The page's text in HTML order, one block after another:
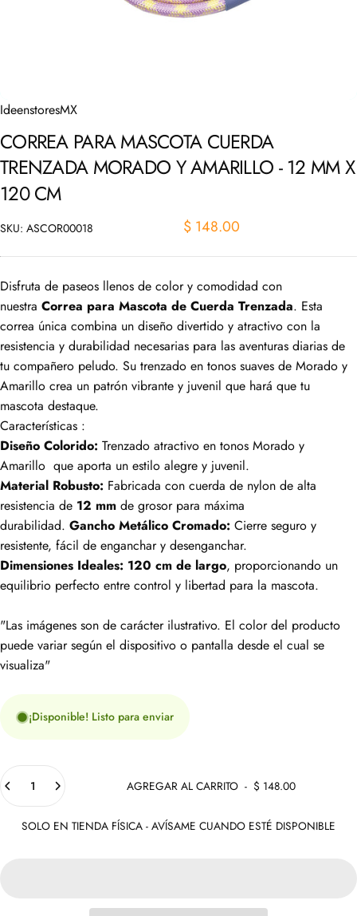
IdeenstoresMX
CORREA PARAMASCOTA CUERDA
TRENZADA MORADO YAMARILLO - 12 MMX
120 CM
SKU: ASCOR00018 $ 148.00
Disfruta de paseos llenos de color y comodidad con
nuestra Correa para Mascota de Cuerda Trenzada. Esta
correa única combina un diseño divertido y atractivo con la
resistencia y durabilidad necesarias para las aventuras diarias de
tu compañero peludo. Su trenzado en tonos suaves de Morado y
Amarillo crea un patrón vibrante y juvenil que hará que tu
mascota destaque.
Características :
Diseño Colorido: Trenzado atractivo en tonos Morado y
Amarillo que aporta un estilo alegre y juvenil.
Material Robusto: Fabricada con cuerda de nylon de alta
resistencia de 12 mm de grosor para máxima
durabilidad. Gancho Metálico Cromado: Cierre seguro y
resistente, fácil de enganchar y desenganchar.
Dimensiones Ideales: 120 cm de largo, proporcionando un
equilibrio perfecto entre control y libertad para la mascota.
"Las imágenes son de carácter ilustrativo. El color del producto
puede variar según el dispositivo o pantalla desde el cual se
visualiza"
¡Disponible! Listo para enviar
Cantidad
AGREGAR AL CARRITO - $ 148.00
SOLO EN TIENDA FÍSICA - AVÍSAME CUANDO ESTÉ DISPONIBLE